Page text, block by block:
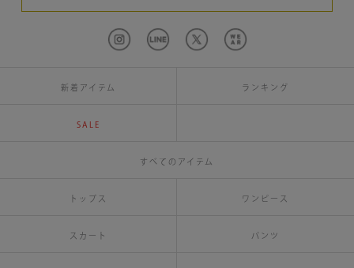
新着アイテム ランキング
SALE
すべてのアイテム
トップス ワンピース
スカート パンツ